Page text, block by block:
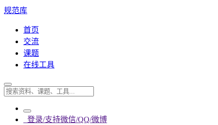
规范库
首页
交流
课题
在线工具
登录/支持微信/QQ/微博